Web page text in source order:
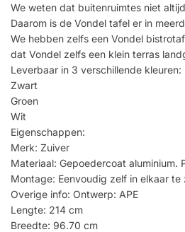
We weten dat buitenruimtes niet
Daarom is de Vondel tafel er in
We hebben zelfs een Vondel
dat Vondel zelfs een klein terras
Leverbaar in 3 verschillende kleuren:
Zwart
Groen
Wit
Eigenschappen:
Merk: Zuiver
Materiaal: Gepoedercoat aluminium.
Montage: Eenvoudig zelf in elkaar te
Overige info: Ontwerp: APE
Lengte: 214 cm
Breedte: 96.70 cm